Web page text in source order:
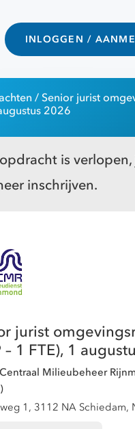
INLOGGEN /
/ Senior jurist
2026
is
inschrijven.
jurist
– 1 FTE), 1
Milieubeheer
1, 3112 NA Schiedam,